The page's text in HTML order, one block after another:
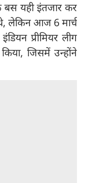
यही इंतजार कर
लेकिन आज 6 मार्च
प्रीमियर लीग
जिसमें उन्होंने